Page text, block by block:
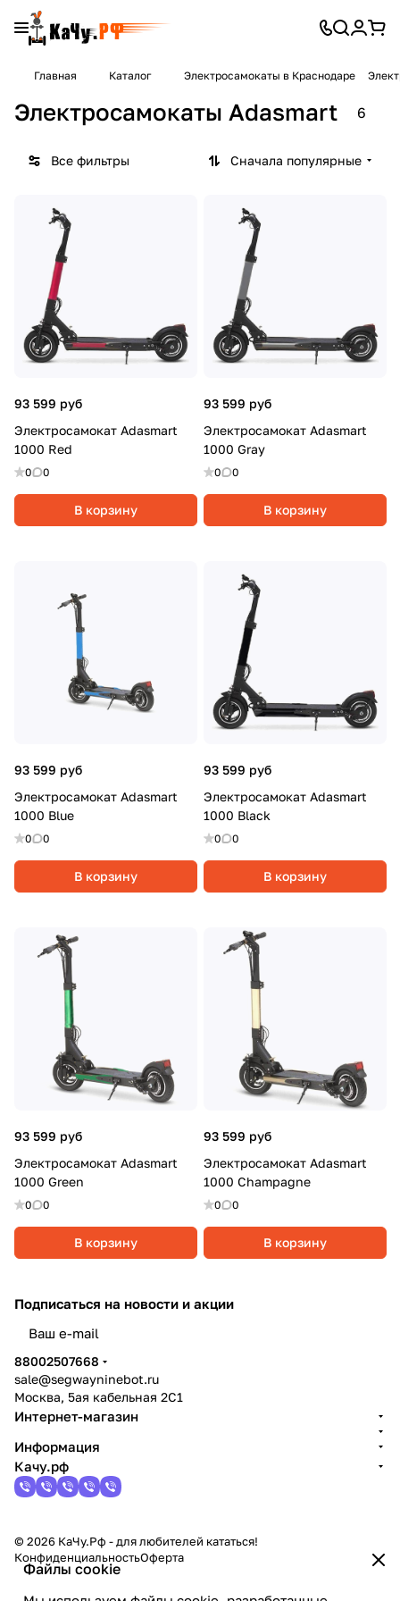
Главная Каталог Электросамокаты в Краснодаре
Электросамокаты Adasmart 6
Все фильтры Сначала популярные
93 599 руб
Электросамокат Adasmart
1000 Red
0 0
В корзину
93 599 руб
Электросамокат Adasmart
1000 Gray
0 0
В корзину
93 599 руб
Электросамокат Adasmart
1000 Blue
0 0
В корзину
93 599 руб
Электросамокат Adasmart
1000 Black
0 0
В корзину
93 599 руб
Электросамокат Adasmart
1000 Green
0 0
В корзину
93 599 руб
Электросамокат Adasmart
1000 Champagne
0 0
В корзину
Файлы cookie
Подписаться на новости и акции
88002507668
sale@segwayninebot.ru
Москва, 5ая кабельная 2С1
Интернет-магазин
Информация
Качу.рф
© 2026 КаЧу.Рф - для любителей кататься!
КонфиденциальностьОферта